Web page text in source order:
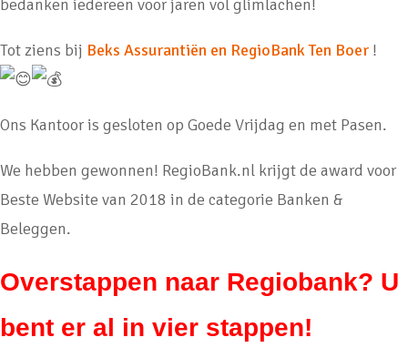
bedanken iedereen voor jaren vol glimlachen!
Tot ziens bij Beks Assurantiën en RegioBank Ten Boer !
Ons Kantoor is gesloten op Goede Vrijdag en met Pasen.
We hebben gewonnen! RegioBank.nl krijgt de award voor
Beste Website van 2018 in de categorie Banken &
Beleggen.
Overstappen naar Regiobank? U
bent er al in vier stappen!